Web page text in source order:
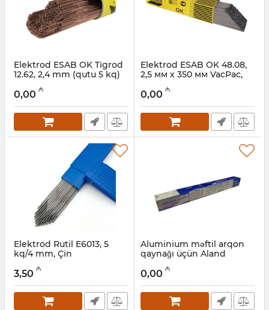
Elektrod ESAB OK Tigrod
12.62, 2,4 mm (qutu 5 kq)
12018468
0,00 ₼
Elektrod ESAB OK 48.08,
2,5 мм х 350 мм VacPac,
Artikul:
0,00 ₼
Elektrod Rutil E6013, 5
kq/4 mm, Çin
3,50 ₼
Aluminium məftil arqon
qaynağı üçün Aland
1.2 mm
Artikul: 03002025
0,00 ₼